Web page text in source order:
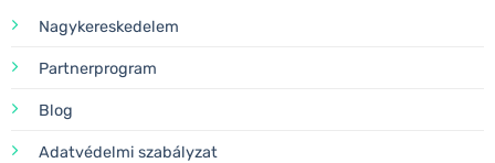
Nagykereskedelem
Partnerprogram
Blog
Adatvédelmi szabályzat